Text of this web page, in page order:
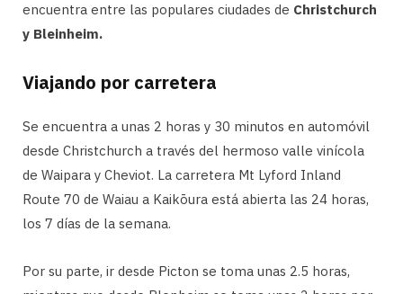
encuentra entre las populares ciudades de Christchurch
y Bleinheim.
Viajando por carretera
Se encuentra a unas 2 horas y 30 minutos en automóvil
desde Christchurch a través del hermoso valle vinícola
de Waipara y Cheviot. La carretera Mt Lyford Inland
Route 70 de Waiau a Kaikōura está abierta las 24 horas,
los 7 días de la semana.
Por su parte, ir desde Picton se toma unas 2.5 horas,